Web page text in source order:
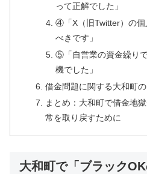
って正解でした」
④「X（旧Twitter）の個
べきです」
⑤「自営業の資金繰り
機でした」
借金問題に関する大和町
まとめ：大和町で借金地
常を取り戻すために
大和町で「ブラック